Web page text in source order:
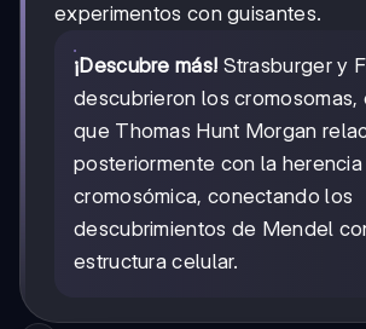
experimentos con guisantes.
¡Descubre más! Strasburger y
descubrieron los cromosomas,
que Thomas Hunt Morgan
posteriormente con la
cromosómica, conectando los
descubrimientos de Mendel
estructura celular.